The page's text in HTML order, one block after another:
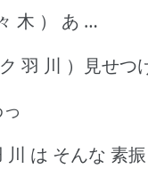
木 ） あ …
ク 羽 川 ）見せつ
川 は そんな 素